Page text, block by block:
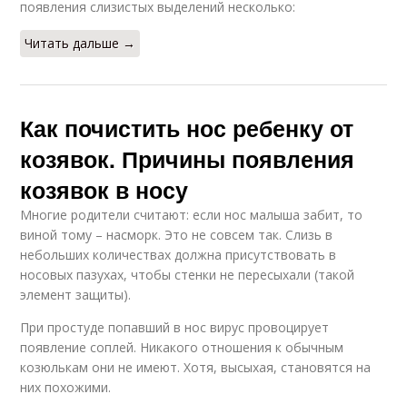
появления слизистых выделений несколько:
Читать дальше →
Как почистить нос ребенку от
козявок. Причины появления
козявок в носу
Многие родители считают: если нос малыша забит, то
виной тому – насморк. Это не совсем так. Слизь в
небольших количествах должна присутствовать в
носовых пазухах, чтобы стенки не пересыхали (такой
элемент защиты).
При простуде попавший в нос вирус провоцирует
появление соплей. Никакого отношения к обычным
козюлькам они не имеют. Хотя, высыхая, становятся на
них похожими.